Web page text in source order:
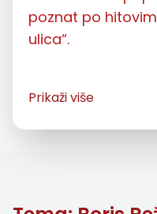
poznat po
ulica“.
Biografija Borisa
Ljubav prema
Prikaži više